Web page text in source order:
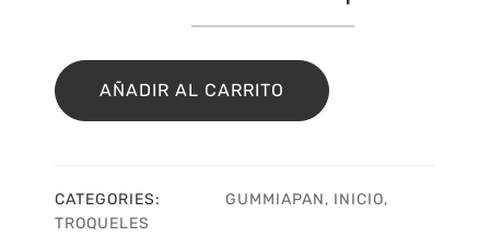
With
gummiapan
cantidad
AÑADIR AL CARRITO
CATEGORIES: GUMMIAPAN, INICIO,
TROQUELES